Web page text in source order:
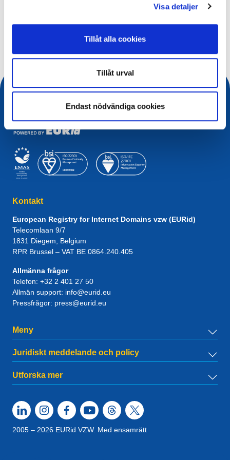
Visa detaljer
Tillåt alla cookies
Tillåt urval
Endast nödvändiga cookies
Sökfråga
Kontakt
European Registry for Internet Domains vzw (EURid)
Telecomlaan 9/7
1831 Diegem, Belgium
RPR Brussel – VAT BE 0864.240.405
Allmänna frågor
Telefon: +32 2 401 27 50
Allmän support: info@eurid.eu
Pressfrågor: press@eurid.eu
Meny
Juridiskt meddelande och policy
Utforska mer
2005 – 2026 EURid VZW. Med ensamrätt